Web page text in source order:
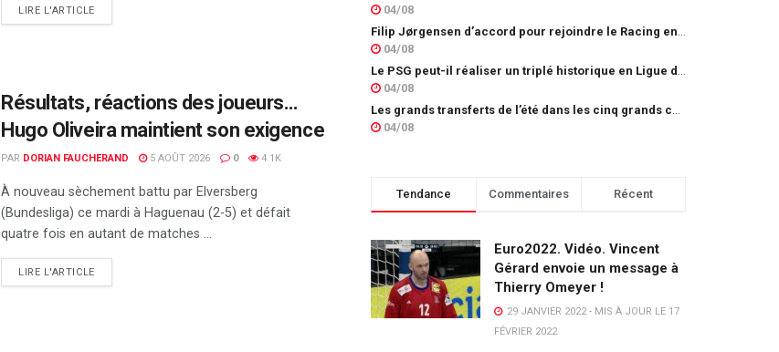
LIRE L'ARTICLEDETAILS
Résultats, réactions des joueurs…
Hugo Oliveira maintient son exigence
PAR DORIAN FAUCHERAND 5 AOÛT 2026 0 4.1K
À nouveau sèchement battu par Elversberg
(Bundesliga) ce mardi à Haguenau (2-5) et défait
quatre fois en autant de matches ...
LIRE L'ARTICLEDETAILS
04/08
04/08
04/08
04/08
Tendance Commentaires Récent
Euro2022. Vidéo. Vincent
Gérard envoie un message à
Thierry Omeyer !
29 JANVIER 2022 - MIS À JOUR LE 17
FÉVRIER 2022